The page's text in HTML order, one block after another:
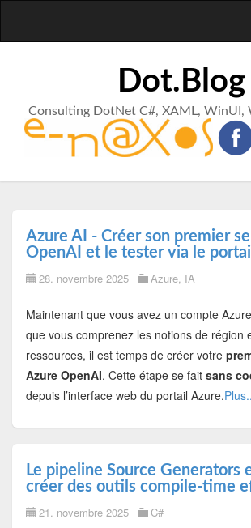
Dot.Blog
Consulting DotNet C#, XAML, WinUI,
Azure AI - Créer son premier
OpenAI et le tester via le portail
28. novembre 2025 Azure, IA
Maintenant que vous avez un compte
que vous comprenez les notions de région
ressources, il est temps de créer votre
Azure OpenAI. Cette étape se fait sans
depuis l’interface web du portail Azure.
Le pipeline Source Generators
créer des outils compile-time
21. novembre 2025 C#